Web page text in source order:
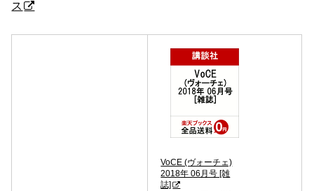
ス
VoCE (ヴォーチェ)
2018年 06月号 [雑
誌]